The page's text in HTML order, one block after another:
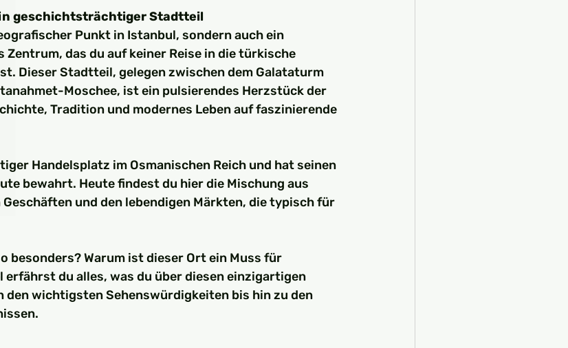
geschichtsträchtiger Stadtteil
Punkt in Istanbul, sondern auch ein
das du auf keiner Reise in die türkische
Dieser Stadtteil, gelegen zwischen dem Galataturm
Moschee, ist ein pulsierendes Herzstück der
Tradition und modernes Leben auf faszinierende
Handelsplatz im Osmanischen Reich und hat seinen
bewahrt. Heute findest du hier die Mischung aus
und den lebendigen Märkten, die typisch für
besonders? Warum ist dieser Ort ein Muss für
erfährst du alles, was du über diesen einzigartigen
wichtigsten Sehenswürdigkeiten bis hin zu den